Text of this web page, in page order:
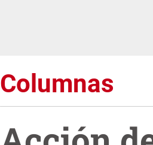
Columnas